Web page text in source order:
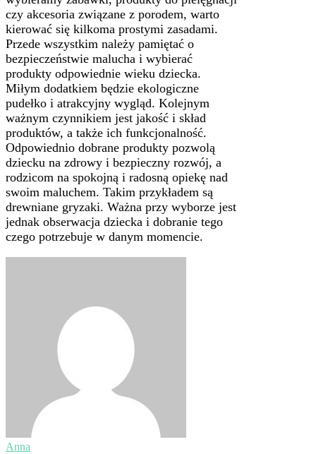
czy akcesoria związane z porodem, warto
kierować się kilkoma prostymi zasadami.
Przede wszystkim należy pamiętać o
bezpieczeństwie malucha i wybierać
produkty odpowiednie wieku dziecka.
Miłym dodatkiem będzie ekologiczne
pudełko i atrakcyjny wygląd. Kolejnym
ważnym czynnikiem jest jakość i skład
produktów, a także ich funkcjonalność.
Odpowiednio dobrane produkty pozwolą
dziecku na zdrowy i bezpieczny rozwój, a
rodzicom na spokojną i radosną opiekę nad
swoim maluchem. Takim przykładem są
drewniane gryzaki. Ważna przy wyborze jest
jednak obserwacja dziecka i dobranie tego
czego potrzebuje w danym momencie.
Anna